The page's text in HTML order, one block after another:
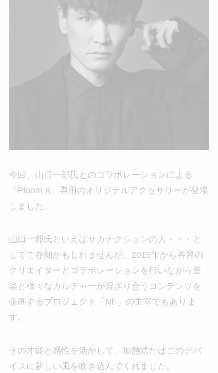
今回、山口一郎氏とのコラボレーションによる
「Ploom X」専用のオリジナルアクセサリーが登場
しました。
山口一郎氏といえばサカナクションの人・・・と
してご存知かもしれませんが、2015年から各界の
クリエイターとコラボレーションを行いながら音
楽と様々なカルチャーが混ざり合うコンテンツを
企画するプロジェクト「NF」の主宰でもありま
す。
その才能と感性を活かして、加熱式たばこのデバ
イスに新しい風を吹き込んでくれました。